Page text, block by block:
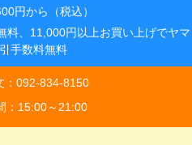
円から（税込）
料、11,000円以上お買い上げでヤマ
手数料無料
：092-834-8150
：15:00～21:00